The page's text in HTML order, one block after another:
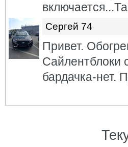
Сергей 74
Привет.
Сайлентблоки
бардачка-нет.